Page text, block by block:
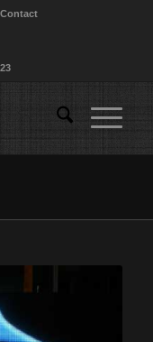
Contact